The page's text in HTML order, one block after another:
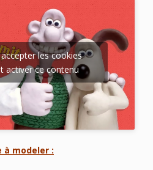
les cookies
activer ce contenu
à modeler :